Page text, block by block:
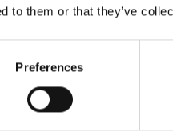
to them or that they’ve
Preferences
över en tid som flytt.
viktigaste aktören.
framförallt fotografer